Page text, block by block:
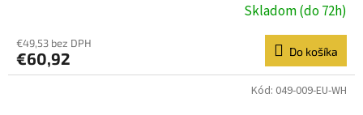
Skladom (do 72h)
€49,53 bez DPH
€60,92 Do košíka
Kód: 049-009-EU-WH